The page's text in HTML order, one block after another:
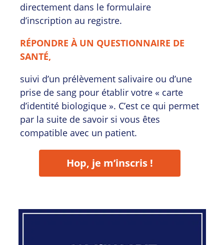
directement dans le formulaire
d’inscription au registre.
RÉPONDRE À UN QUESTIONNAIRE DE
SANTÉ,
suivi d’un prélèvement salivaire ou d’une
prise de sang pour établir votre « carte
d’identité biologique ». C’est ce qui permet
par la suite de savoir si vous êtes
compatible avec un patient.
Hop, je m’inscris !
Ok, je commence !